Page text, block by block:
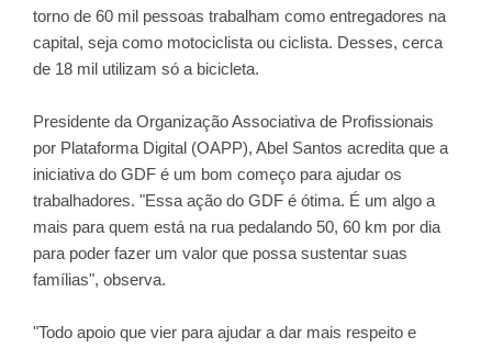
torno de 60 mil pessoas trabalham como entregadores na
capital, seja como motociclista ou ciclista. Desses, cerca
de 18 mil utilizam só a bicicleta.
Presidente da Organização Associativa de Profissionais
por Plataforma Digital (OAPP), Abel Santos acredita que a
iniciativa do GDF é um bom começo para ajudar os
trabalhadores. "Essa ação do GDF é ótima. É um algo a
mais para quem está na rua pedalando 50, 60 km por dia
para poder fazer um valor que possa sustentar suas
famílias", observa.
"Todo apoio que vier para ajudar a dar mais respeito e